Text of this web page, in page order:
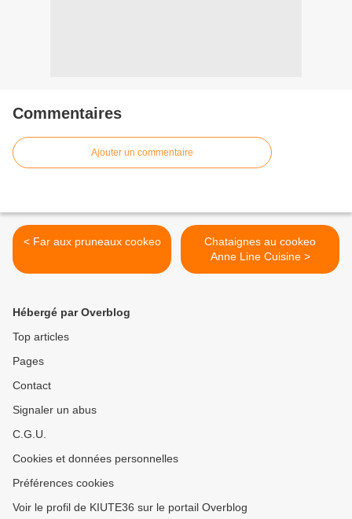
Commentaires
Ajouter un commentaire
< Far aux pruneaux cookeo
Chataignes au cookeo
Anne Line Cuisine >
Hébergé par Overblog
Top articles
Pages
Contact
Signaler un abus
C.G.U.
Cookies et données personnelles
Préférences cookies
Voir le profil de KIUTE36 sur le portail Overblog